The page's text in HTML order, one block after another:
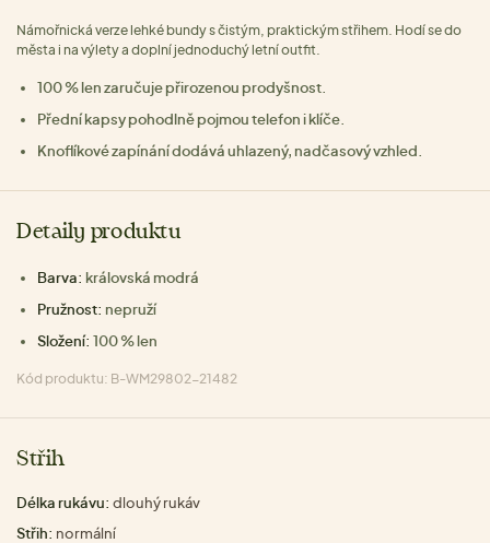
Námořnická verze lehké bundy s čistým, praktickým střihem. Hodí se do
města i na výlety a doplní jednoduchý letní outfit.
100 % len zaručuje přirozenou prodyšnost.
Přední kapsy pohodlně pojmou telefon i klíče.
Knoflíkové zapínání dodává uhlazený, nadčasový vzhled.
Detaily produktu
Barva: královská modrá
Pružnost: nepruží
Složení: 100 % len
Kód produktu: B-WM29802-21482
Střih
Délka rukávu: dlouhý rukáv
Střih: normální